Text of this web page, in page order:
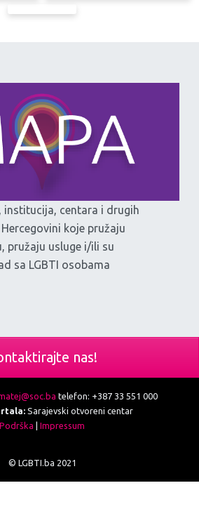
institucija, centara i drugih
koje pružaju
pružaju usluge i/ili su
sa LGBTI osobama
nas!
telefon: +387 33 551 000
Sarajevski otvoreni centar
Podrška
Impressum
© LGBTI.ba 2021